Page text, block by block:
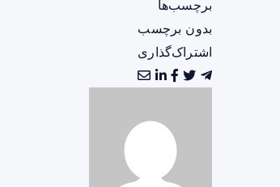
برچسب‌ها
بدون برچسب
اشتراک‌گذاری